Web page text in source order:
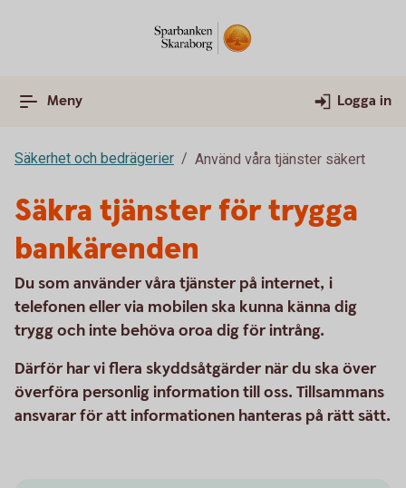
Meny Logga in
Säkerhet och bedrägerier Använd våra tjänster säkert
Säkra tjänster för trygga
bankärenden
Du som använder våra tjänster på internet, i
telefonen eller via mobilen ska kunna känna dig
trygg och inte behöva oroa dig för intrång.
Därför har vi flera skyddsåtgärder när du ska över
överföra personlig information till oss. Tillsammans
ansvarar för att informationen hanteras på rätt sätt.